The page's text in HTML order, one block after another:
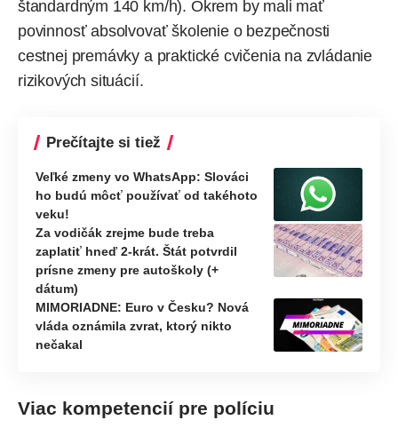
štandardným 140 km/h). Okrem by mali mať
povinnosť absolvovať školenie o bezpečnosti
cestnej premávky a praktické cvičenia na zvládanie
rizikových situácií.
Prečítajte si tiež
Veľké zmeny vo WhatsApp: Slováci
ho budú môcť používať od takéhoto
veku!
Za vodičák zrejme bude treba
zaplatiť hneď 2-krát. Štát potvrdil
prísne zmeny pre autoškoly (+
dátum)
MIMORIADNE: Euro v Česku? Nová
vláda oznámila zvrat, ktorý nikto
nečakal
Viac kompetencií pre políciu